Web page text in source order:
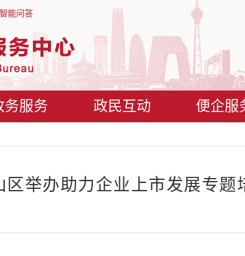
智能问答
务服务 政民互动 便企服
区举办助力企业上市发展专题